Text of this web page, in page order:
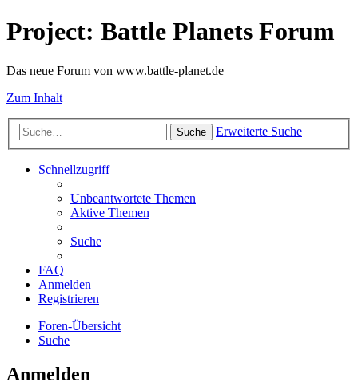
Project: Battle Planets Forum
Das neue Forum von www.battle-planet.de
Zum Inhalt
Suche Erweiterte Suche
Schnellzugriff
Unbeantwortete Themen
Aktive Themen
Suche
FAQ
Anmelden
Registrieren
Foren-Übersicht
Suche
Anmelden